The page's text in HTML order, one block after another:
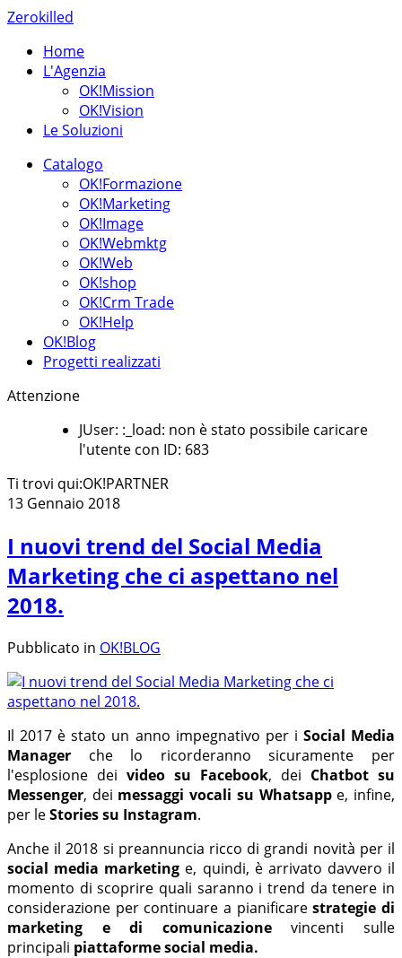
Zerokilled
Home
L'Agenzia
OK!Mission
OK!Vision
Le Soluzioni
Catalogo
OK!Formazione
OK!Marketing
OK!Image
OK!Webmktg
OK!Web
OK!shop
OK!Crm Trade
OK!Help
OK!Blog
Progetti realizzati
Attenzione
JUser: :_load: non è stato possibile caricare
l'utente con ID: 683
Ti trovi qui:OK!PARTNER
13 Gennaio 2018
I nuovi trend del Social Media
Marketing che ci aspettano nel
2018.
Pubblicato in OK!BLOG
Il 2017 è stato un anno impegnativo per i Social Media
Manager che lo ricorderanno sicuramente per
l'esplosione dei video su Facebook, dei Chatbot su
Messenger, dei messaggi vocali su Whatsappe, infine,
per leStories su Instagram.
Anche il 2018 si preannuncia ricco di grandi novità per il
social media marketing e, quindi, è arrivato davvero il
momento di scoprire quali saranno i trend da tenere in
considerazione per continuare a pianificarestrategie di
marketing e di comunicazionevincenti sulle
principali piattaforme social media.